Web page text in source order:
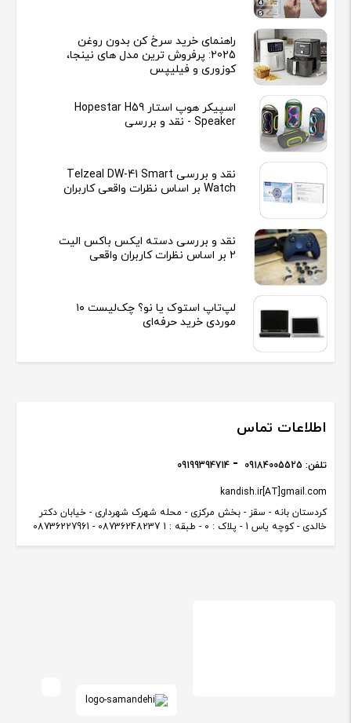
راهنمای خرید سرخ کن بدون روغن
2025: پرفروش ترین مدل های نینجا،
کوزوری و فیلیپس
اسپیکر هوپ استار Hopestar H59
Speaker - نقد و بررسی
نقد و بررسی Telzeal DW-41 Smart
Watch بر اساس نظرات واقعی کاربران
نقد و بررسی دسته ایکس باکس الیت
2 بر اساس نظرات کاربران واقعی
لپ‌تاپ استوک یا نو؟ چک‌لیست ۱۰
موردی خرید حرفه‌ای
اطلاعات تماس
کردستان بانه - سقز - بخش مرکزی - محله شهرک شهرداری - خیابان دکتر
خالدی - کوچه یاس 1 - پلاک : 0 - طبقه : 1 08736248237 - 08736227961
kandish.ir[AT]gmail.com
تلفن: 09184005525
09199394714